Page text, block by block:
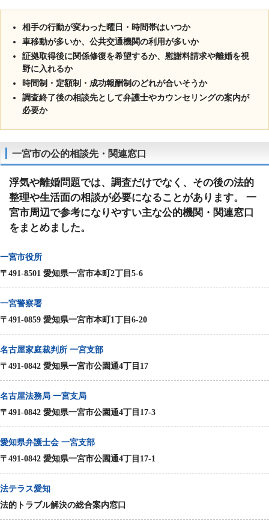
相手の行動が変わった曜日・時間帯はいつか
車移動が多いか、公共交通機関の利用が多いか
証拠取得後に関係修復を希望するか、慰謝料請求や離婚を視
野に入れるか
時間制・定額制・成功報酬制のどれが合いそうか
調査終了後の相談先として弁護士やカウンセリングの案内が
必要か
一宮市の公的相談先・関連窓口
浮気や離婚問題では、調査だけでなく、その後の法的
整理や生活面の相談が必要になることがあります。 一
宮市周辺で参考になりやすい主な公的機関・関連窓口
をまとめました。
一宮市役所
〒491-8501 愛知県一宮市本町2丁目5-6
一宮警察署
〒491-0859 愛知県一宮市本町1丁目6-20
名古屋家庭裁判所 一宮支部
〒491-0842 愛知県一宮市公園通4丁目17
名古屋法務局 一宮支局
〒491-0842 愛知県一宮市公園通4丁目17-3
愛知県弁護士会 一宮支部
〒491-0842 愛知県一宮市公園通4丁目17-1
法テラス愛知
法的トラブル解決の総合案内窓口